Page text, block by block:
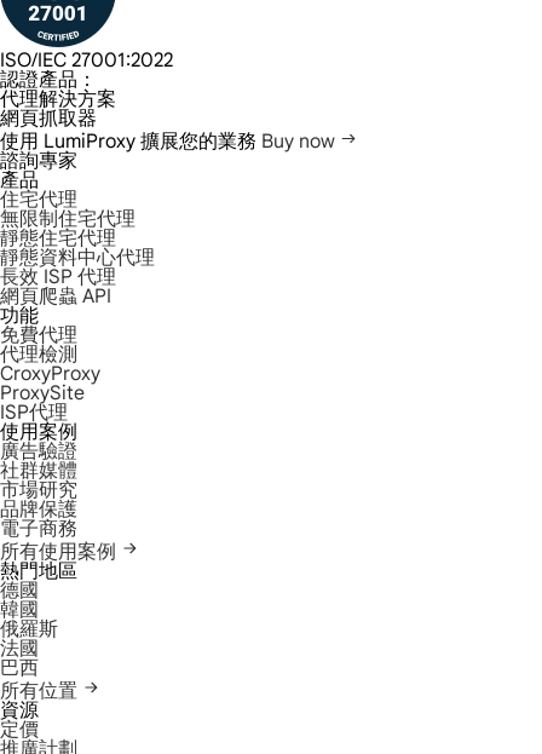
ISO/IEC 27001:2022
認證產品：
代理解決方案
網頁抓取器
使用 LumiProxy 擴展您的業務 Buy now
諮詢專家
產品
住宅代理
無限制住宅代理
靜態住宅代理
靜態資料中心代理
長效 ISP 代理
網頁爬蟲 API
功能
免費代理
代理檢測
CroxyProxy
ProxySite
ISP代理
使用案例
廣告驗證
社群媒體
市場研究
品牌保護
電子商務
所有使用案例
熱門地區
德國
韓國
俄羅斯
法國
巴西
所有位置
資源
定價
推廣計劃